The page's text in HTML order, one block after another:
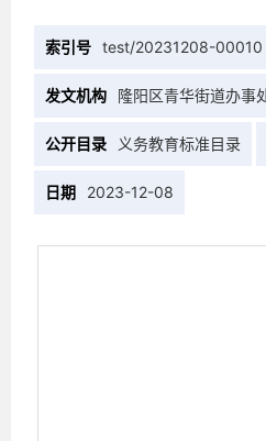
索引号 test/20231208-00010
发文机构 隆阳区青华街道办事
公开目录 义务教育标准目录
日期 2023-12-08